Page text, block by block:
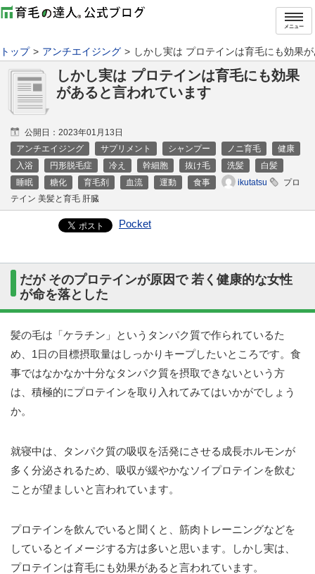
メニュー
トップ アンチエイジング しかし実は プロテインは育毛にも効果
しかし実は プロテインは育毛にも効果
があると言われています
公開日： 2023年01月13日
アンチエイジング
サプリメント シャンプー ノニ育毛
健康
入浴
円形脱毛症 冷え 幹細胞 抜け毛 洗髪
白髪
睡眠
糖化 育毛剤 血流 運動 食事 ikutatsu
プロ
テイン 美髪と育毛 肝臓
Pocket
だが そのプロテインが原因で 若く健康的な女性
が命を落とした
髪の毛は「ケラチン」というタンパク質で作られているた
め、1日の目標摂取量はしっかりキープしたいところです。食
事ではなかなか十分なタンパク質を摂取できないという方
は、積極的にプロテインを取り入れてみてはいかがでしょう
か。
就寝中は、タンパク質の吸収を活発にさせる成長ホルモンが
多く分泌されるため、吸収が緩やかなソイプロテインを飲む
ことが望ましいと言われています。
プロテインを飲んでいると聞くと、筋肉トレーニングなどを
しているとイメージする方は多いと思います。しかし実は、
プロテインは育毛にも効果があると言われています。